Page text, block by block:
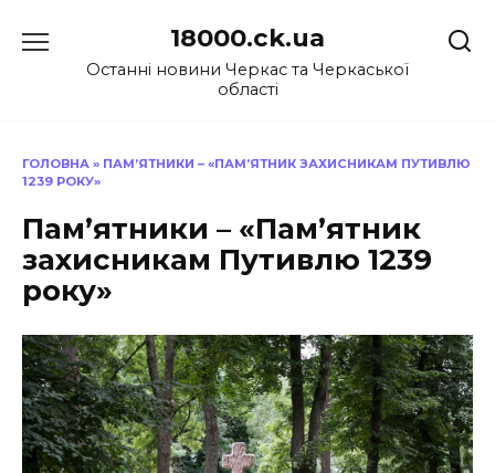
до
18000.ck.ua
Останні новини Черкас та Черкаської
області
ГОЛОВНА » ПАМ’ЯТНИКИ – «ПАМ’ЯТНИК ЗАХИСНИКАМ ПУТИВЛЮ
1239 РОКУ»
Пам’ятники – «Пам’ятник
захисникам Путивлю 1239
року»